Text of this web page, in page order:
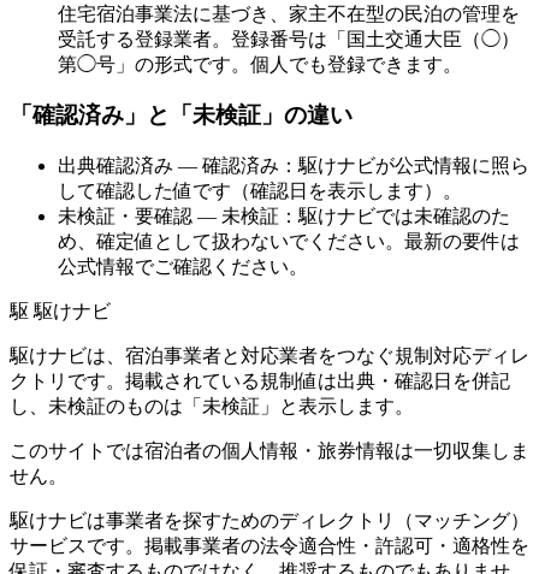
住宅宿泊事業法に基づき、家主不在型の民泊の管理を
受託する登録業者。登録番号は「国土交通大臣（◯）
第◯号」の形式です。個人でも登録できます。
「確認済み」と「未検証」の違い
出典確認済み — 確認済み：駆けナビが公式情報に照ら
して確認した値です（確認日を表示します）。
未検証・要確認 — 未検証：駆けナビでは未確認のた
め、確定値として扱わないでください。最新の要件は
公式情報でご確認ください。
駆 駆けナビ
駆けナビは、宿泊事業者と対応業者をつなぐ規制対応ディレ
クトリです。掲載されている規制値は出典・確認日を併記
し、未検証のものは「未検証」と表示します。
このサイトでは宿泊者の個人情報・旅券情報は一切収集しま
せん。
駆けナビは事業者を探すためのディレクトリ（マッチング）
サービスです。掲載事業者の法令適合性・許認可・適格性を